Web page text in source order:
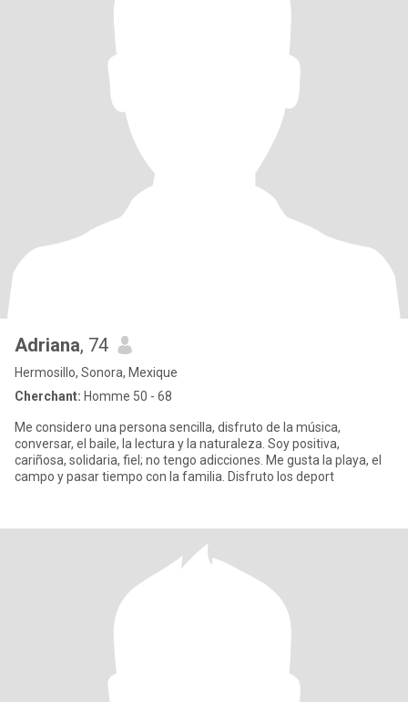
Adriana, 74
Hermosillo, Sonora, Mexique
Cherchant: Homme 50 - 68
Me considero una persona sencilla, disfruto de la música,
conversar, el baile, la lectura y la naturaleza. Soy positiva,
cariñosa, solidaria, fiel; no tengo adicciones. Me gusta la playa, el
campo y pasar tiempo con la familia. Disfruto los deport